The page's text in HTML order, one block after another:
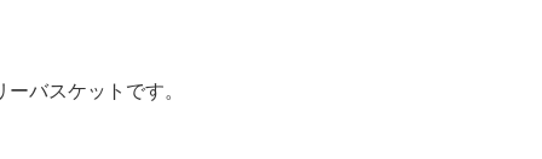
バスケットです。